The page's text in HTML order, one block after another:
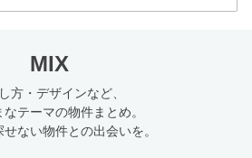
MIX
方・デザインなど、
なテーマの物件まとめ。
ない物件との出会いを。